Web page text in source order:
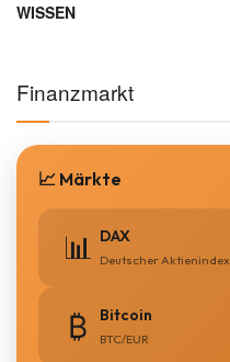
WISSEN
Finanzmarkt
📈 Märkte
📊 DAX
Deutscher Aktienindex
₿ Bitcoin
BTC/EUR